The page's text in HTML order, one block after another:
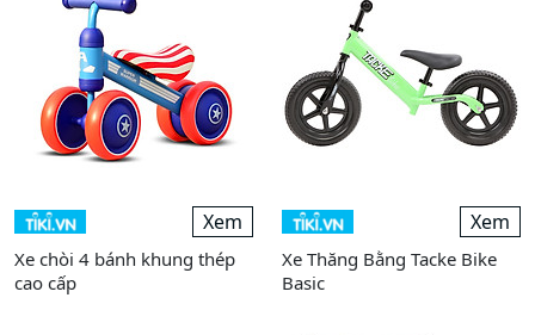
Xem
Xe chòi 4 bánh khung thép
cao cấp
Xem
Xe Thăng Bằng Tacke Bike
Basic